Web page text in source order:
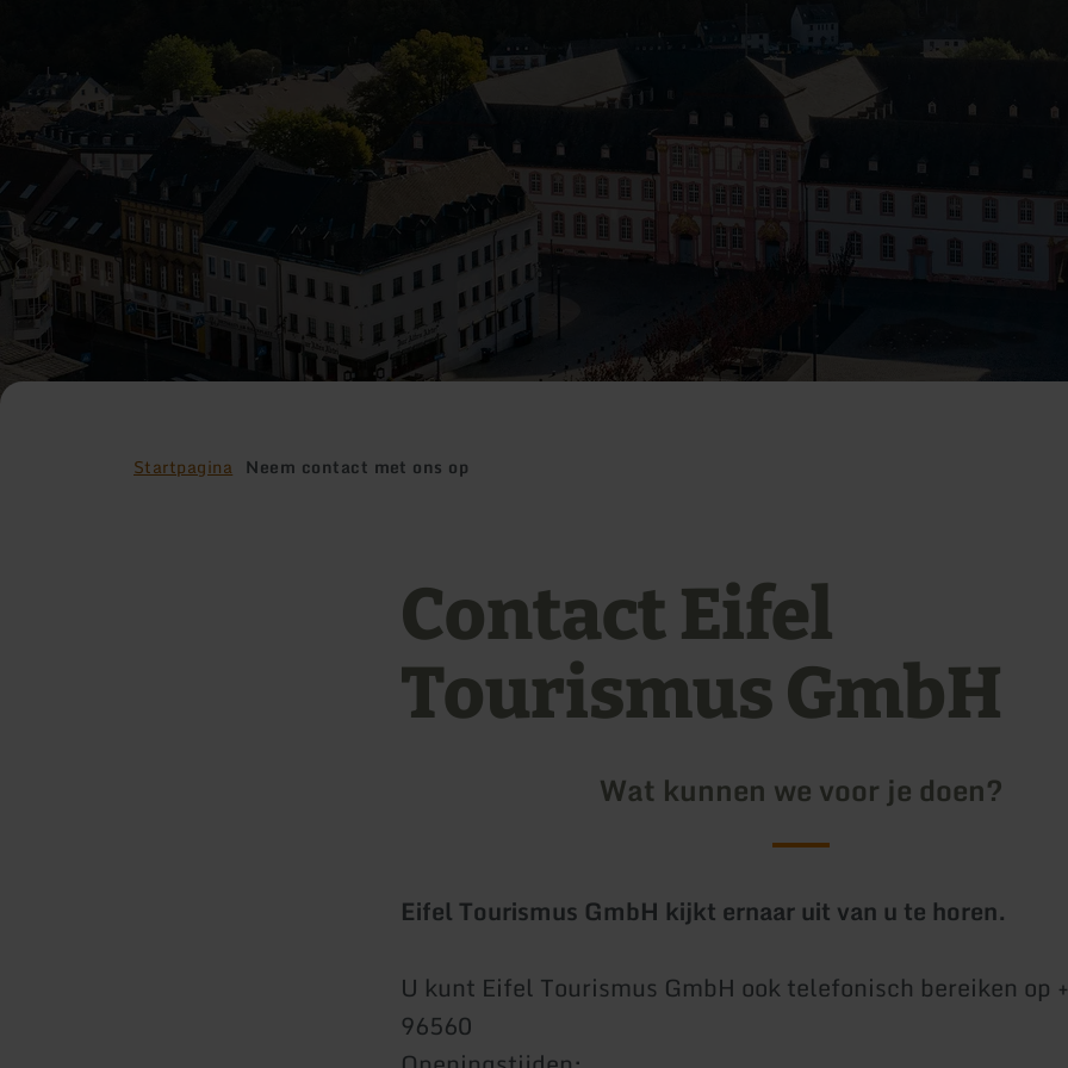
Startpagina Neem contact met ons op
Contact Eifel
Tourismus GmbH
Wat kunnen we voor je doen?
Eifel Tourismus GmbH kijkt ernaar uit van u te horen.
U kunt Eifel Tourismus GmbH ook telefonisch bereiken op
96560